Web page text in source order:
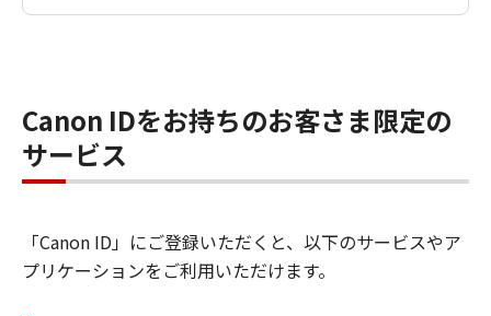
Canon IDをお持ちのお客さま限定の
サービス
「Canon ID」にご登録いただくと、以下のサービスやア
プリケーションをご利用いただけます。